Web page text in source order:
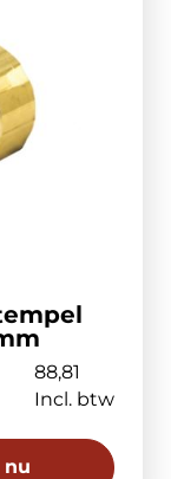
88,81
Incl. btw